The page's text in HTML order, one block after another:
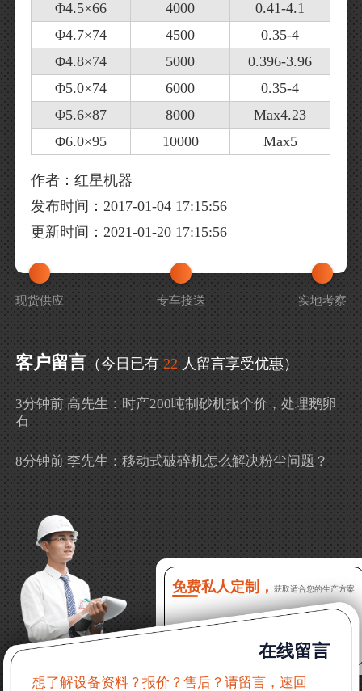
Φ4.5×66 4000
0.41-4.1
Φ4.7×74
4500
0.35-4
Φ4.8×74
5000
0.396-3.96
Φ5.0×74
6000
0.35-4
Φ5.6×87
8000
Max4.23
Φ6.0×95
10000 Max5
作者：红星机器
发布时间：2017-01-04 17:15:56
更新时间：2021-01-20 17:15:56
现货供应 专车接送 实地考察
客户留言 （今日已有 22 人留言享受优惠）
3分钟前 高先生：时产200吨制砂机报个价，处理鹅卵
石
8分钟前 李先生：移动式破碎机怎么解决粉尘问题？
吗？
16分钟前 程先生：破碎生产线出个方案及报价，有什
么售后服务？
22分钟前 郑女士：想了解时产500吨锤破，加工石灰石
31分钟前 吴先生：成套石头破碎设备有吗？给个详细
产品资料
免费私人定制， 获取适合您的生产方案
在线留言
想了解设备资料？报价？售后？请留言，速回